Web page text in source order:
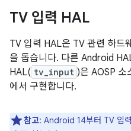
TV 입력 HAL
TV 입력 HAL은 TV 관련 하드
을 돕습니다. 다른 Android
HAL( tv_input )은 AOSP 소
에서 구현합니다.
참고: Android 14부터 TV 입